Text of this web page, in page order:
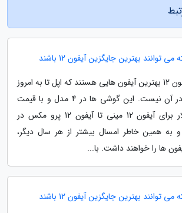
گوشی های سری آیفون 12 بهترین آیفون هایی هستند که اپل تا به امروز
تولید کرده و شکی در آن نیست. این گوشی ها در 4 مدل و با قیمت
پایه 699 - 1099 دلار برای آیفون 12 مینی تا آیفون 12 پرو مکس در
به همین خاطر امسال بیشتر از هر سال دیگر،
ها را خواهند داشت. با...